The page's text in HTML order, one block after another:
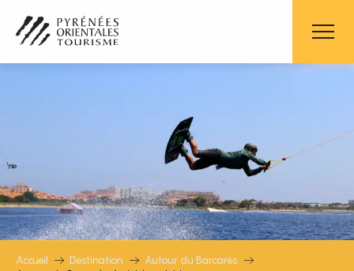
contenu
principal
Accueil Destination
Autour du Barcarès